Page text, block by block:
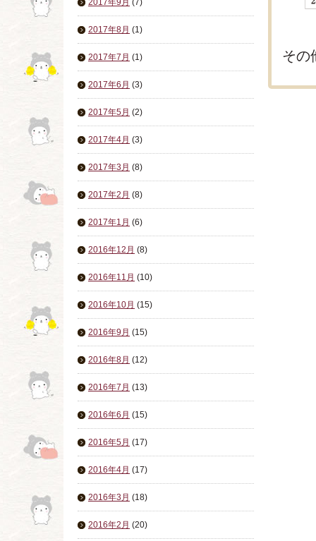
2017年9月 (7)
2017年8月 (1)
2017年7月 (1)
2017年6月 (3)
2017年5月 (2)
2017年4月 (3)
2017年3月 (8)
2017年2月 (8)
2017年1月 (6)
2016年12月 (8)
2016年11月 (10)
2016年10月 (15)
2016年9月 (15)
2016年8月 (12)
2016年7月 (13)
2016年6月 (15)
2016年5月 (17)
2016年4月 (17)
2016年3月 (18)
2016年2月 (20)
その